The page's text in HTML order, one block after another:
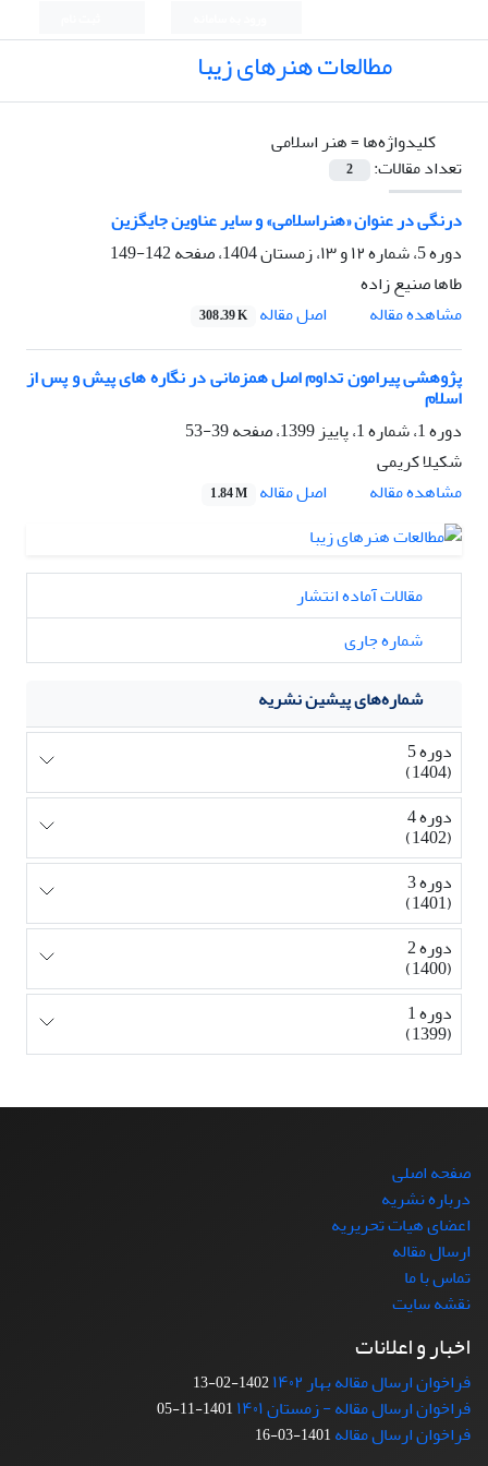
مطالعات هنرهای زیبا
کلیدواژه‌ها =هنر اسلامی
تعداد مقالات:
2
درنگی در عنوان «هنراسلامی» و سایر عناوین جایگزین
دوره 5، شماره ۱۲ و ۱۳، زمستان 1404، صفحه
142-149
طاها صنیع زاده
مشاهده مقاله
اصل مقاله 308.39 K
پژوهشی پیرامون تداوم اصل همزمانی در نگاره های پیش و پس از
اسلام
دوره 1، شماره 1، پاییز 1399، صفحه
39-53
شکیلا کریمی
مشاهده مقاله
اصل مقاله 1.84 M
مقالات آماده انتشار
شماره جاری
شماره‌های پیشین نشریه
دوره 5
(1404)
دوره 4
(1402)
دوره 3
(1401)
دوره 2
(1400)
دوره 1
(1399)
صفحه اصلی
درباره نشریه
اعضای هیات تحریریه
ارسال مقاله
تماس با ما
نقشه سایت
اخبار و اعلانات
فراخوان ارسال مقاله بهار ۱۴۰۲ 1402-02-13
فراخوان ارسال مقاله - زمستان ۱۴۰۱ 1401-11-05
فراخوان ارسال مقاله1401-03-16